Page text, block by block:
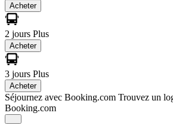
Acheter
2 jours Plus
Acheter
3 jours Plus
Acheter
Séjournez avec Booking.com Trouvez un
Booking.com